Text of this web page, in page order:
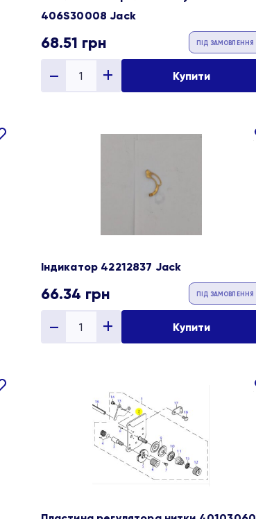
406S30008 Jack
68.51 грн ПІД ЗАМОВЛЕННЯ
Купити
Індикатор 42212837 Jack
66.34 грн ПІД ЗАМОВЛЕННЯ
Купити